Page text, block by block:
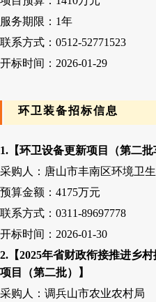
服务期限： 1年
联系方式： 0512-52771523
开标时间： 2026-01-29
环卫装备招标信息
1.【环卫设备更新项目（第二
采购人：唐山市丰南区环境卫
预算金额： 4175万元
联系方式： 0311-89697778
开标时间： 2026-01-30
2.【2025年省财政衔接推进乡
项目（第二批）】
采购人：调兵山市农业农村局